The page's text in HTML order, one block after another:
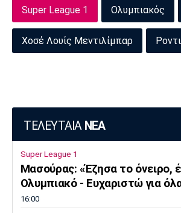
Super League 1 Ολυμπιακός
Χοσέ Λουίς Μεντιλίμπαρ
ΤΕΛΕΥΤΑΙΑ ΝΕΑ
Super League 1
Μασούρας: «Έζησα το όνειρο,
Ολυμπιακό - Ευχαριστώ για
16:00